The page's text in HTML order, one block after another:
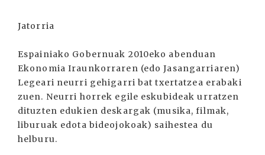
Jatorria
Espainiako Gobernuak 2010eko abenduan
Ekonomia Iraunkorraren (edo Jasangarriaren)
Legeari neurri gehigarri bat txertatzea erabaki
zuen. Neurri horrek egile eskubideak urratzen
dituzten edukien deskargak (musika, filmak,
liburuak edota bideojokoak) saihestea du
helburu.